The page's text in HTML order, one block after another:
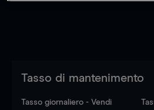
Tasso di mantenimento
Tasso giornaliero - Vendi